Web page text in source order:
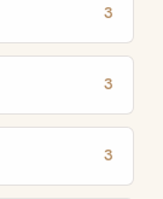
3
3
3